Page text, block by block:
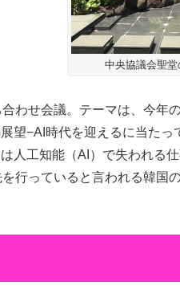
中央協議会聖
わせ会議。テーマは、今年
望−AI時代を迎えるに当た
人工知能（AI）で失われる
行っていると言われる韓国